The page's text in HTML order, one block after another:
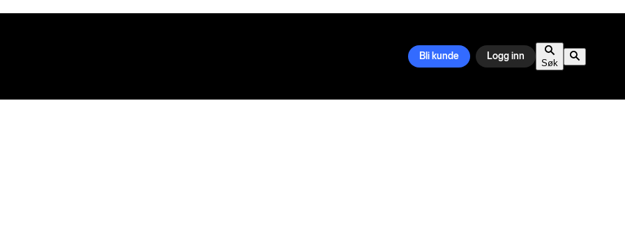
Bli kunde Logg inn
Søk